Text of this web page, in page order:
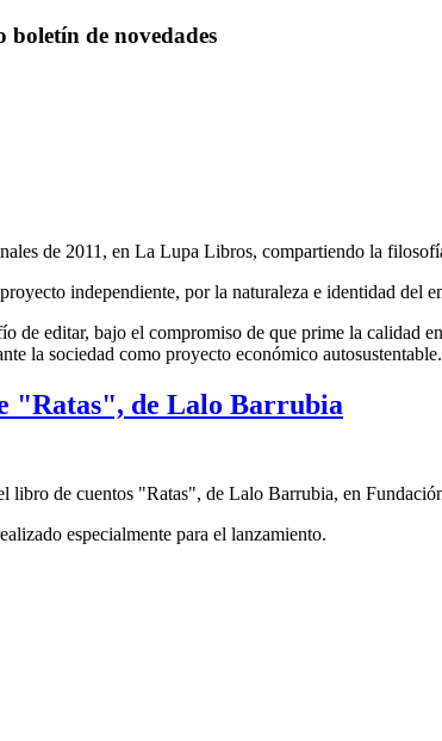
boletín de novedades
de 2011, en La Lupa Libros, compartiendo la
independiente, por la naturaleza e identidad del
de editar, bajo el compromiso de que prime la calidad
la sociedad como proyecto económico autosustentable.
"Ratas", de Lalo Barrubia
libro de cuentos "Ratas", de Lalo Barrubia, en
especialmente para el lanzamiento.